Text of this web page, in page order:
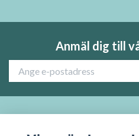
Anmäl dig till